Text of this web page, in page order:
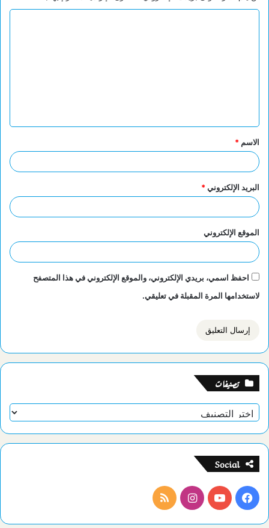
ق
*
الاسم *
البريد الإلكتروني*
الموقع الإلكتروني
احفظ اسمي، بريدي الإلكتروني، والموقع الإلكتروني في هذا المتصفح
لاستخدامها المرة المقبلة في تعليقي.
تصنيفات
تصنيفات
Social
فيسبوكيوتيوبانستقرامملخص
الموقع